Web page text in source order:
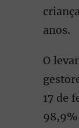
anos.
O
17 de
98,9%